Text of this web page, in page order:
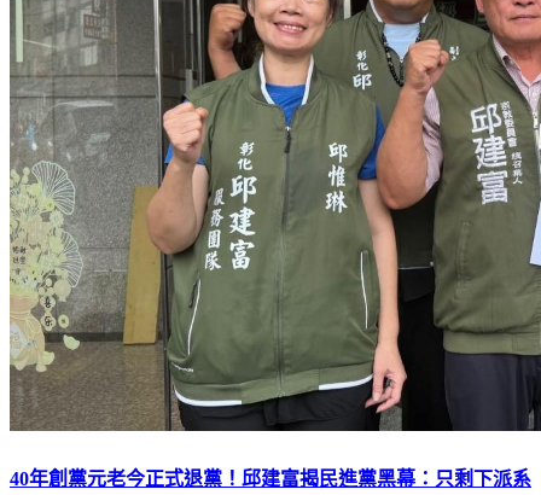
40年創黨元老今正式退黨！邱建富揭民進黨黑幕：只剩下派系